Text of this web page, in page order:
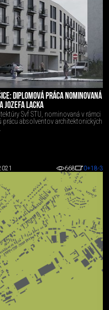
DIPLOMOVÁ PRÁCA NOMINOVANÁ
JOZEFA LACKA
Svf STU, nominovaná v rámci
absolventov architektonických
668 0+18-3